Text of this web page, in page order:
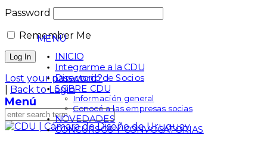
Password
Remember Me
Lost your password?
Back to Login
Menú
MENÚ
INICIO
Integrarme a la CDU
Directorio de Socios
SOBRE CDU
Información general
Conocé a las empresas socias
NOVEDADES
CONCURSOS Y CONVOCATORIAS